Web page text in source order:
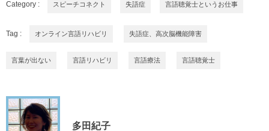
Category : スピーチコネクト 失語症 言語聴覚士というお仕事
Tag : オンライン言語リハビリ 失語症、高次脳機能障害
言葉が出ない 言語リハビリ 言語療法 言語聴覚士
多田紀子